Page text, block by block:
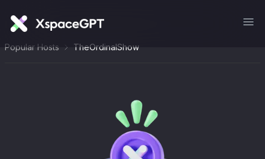
Popular Hosts TheOrdinalShow